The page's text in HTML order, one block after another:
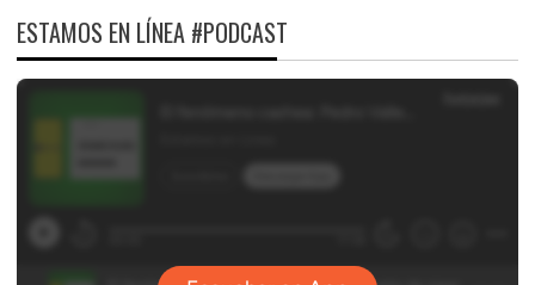
ESTAMOS EN LÍNEA #PODCAST